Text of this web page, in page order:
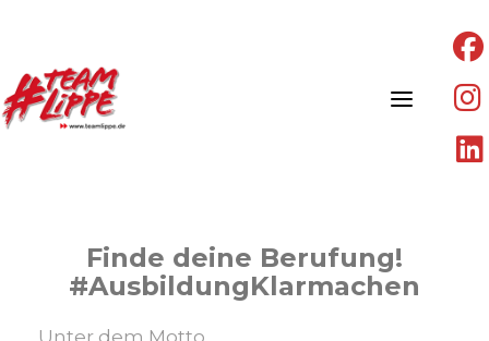
Finde deine Berufung!
#AusbildungKlarmachen